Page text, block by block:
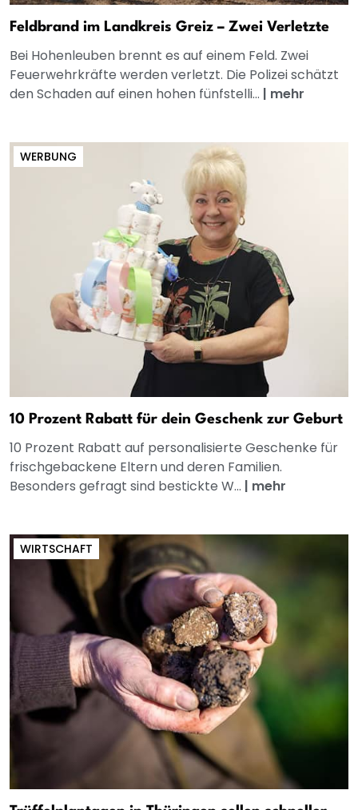
Feldbrand im Landkreis Greiz – Zwei Verletzte
Bei Hohenleuben brennt es auf einem Feld. Zwei
Feuerwehrkräfte werden verletzt. Die Polizei schätzt
den Schaden auf einen hohen fünfstelli... | mehr
WERBUNG
10 Prozent Rabatt für dein Geschenk zur Geburt
10 Prozent Rabatt auf personalisierte Geschenke für
frischgebackene Eltern und deren Familien.
Besonders gefragt sind bestickte W... | mehr
WIRTSCHAFT